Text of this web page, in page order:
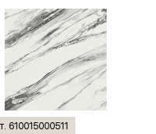
610015000511